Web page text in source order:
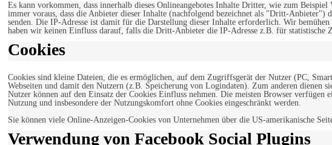
Es kann vorkommen, dass innerhalb dieses Onlineangebotes Inhalte Dritter, wie zum
immer voraus, dass die Anbieter dieser Inhalte (nachfolgend bezeichnet als "Dritt-
senden. Die IP-Adresse ist damit für die Darstellung dieser Inhalte erforderlich. Wir
haben wir keinen Einfluss darauf, falls die Dritt-Anbieter die IP-Adresse z.B. für statistische
Cookies
Cookies sind kleine Dateien, die es ermöglichen, auf dem Zugriffsgerät der Nutzer (PC,
Webseiten und damit den Nutzern (z.B. Speicherung von Logindaten). Zum anderen dienen
Nutzer können auf den Einsatz der Cookies Einfluss nehmen. Die meisten Browser
Nutzung und insbesondere der Nutzungskomfort ohne Cookies eingeschränkt werden.
Sie können viele Online-Anzeigen-Cookies von Unternehmen über die US-amerikanische
Verwendung von Facebook Social Plugins